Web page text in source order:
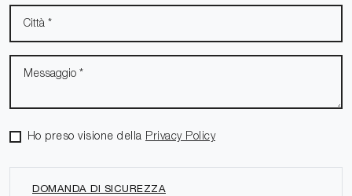
Ho preso visione della Privacy Policy
DOMANDA DI SICUREZZA